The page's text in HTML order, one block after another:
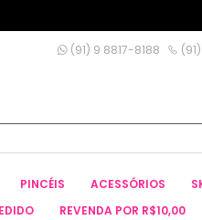
(91) 9 8817-8188
PINCÉIS ACESSÓRIOS
REVENDA POR R$10,00